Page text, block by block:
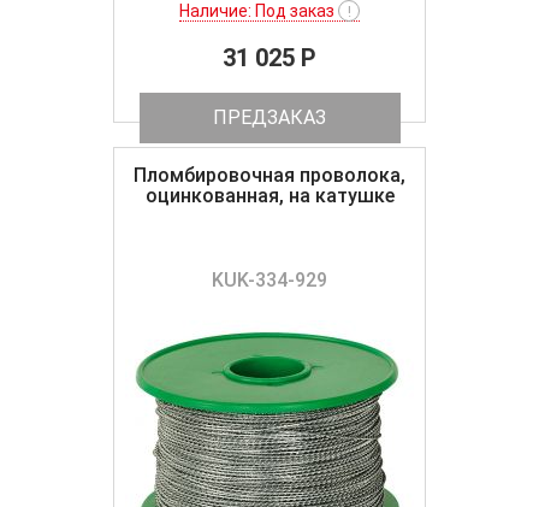
Наличие: Под заказ
!
31 025 P
ПРЕДЗАКАЗ
Пломбировочная проволока,
оцинкованная, на катушке
KUK-334-929